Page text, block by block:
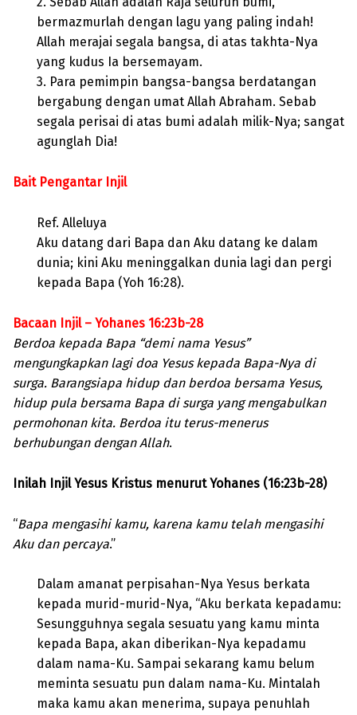
bermazmurlah dengan lagu yang paling indah!
Allah merajai segala bangsa, di atas takhta-Nya
yang kudus Ia bersemayam.
3. Para pemimpin bangsa-bangsa berdatangan
bergabung dengan umat Allah Abraham. Sebab
segala perisai di atas bumi adalah milik-Nya; sangat
agunglah Dia!
Bait Pengantar Injil
Ref. Alleluya
Aku datang dari Bapa dan Aku datang ke dalam
dunia; kini Aku meninggalkan dunia lagi dan pergi
kepada Bapa (Yoh 16:28).
Bacaan Injil – Yohanes 16:23b-28
Berdoa kepada Bapa “demi nama Yesus”
mengungkapkan lagi doa Yesus kepada Bapa-Nya di
surga. Barangsiapa hidup dan berdoa bersama Yesus,
hidup pula bersama Bapa di surga yang mengabulkan
permohonan kita. Berdoa itu terus-menerus
berhubungan dengan Allah.
Inilah Injil Yesus Kristus menurut Yohanes (16:23b-28)
“Bapa mengasihi kamu, karena kamu telah mengasihi
Aku dan percaya.”
Dalam amanat perpisahan-Nya Yesus berkata
kepada murid-murid-Nya, “Aku berkata kepadamu:
Sesungguhnya segala sesuatu yang kamu minta
kepada Bapa, akan diberikan-Nya kepadamu
dalam nama-Ku. Sampai sekarang kamu belum
meminta sesuatu pun dalam nama-Ku. Mintalah
maka kamu akan menerima, supaya penuhlah